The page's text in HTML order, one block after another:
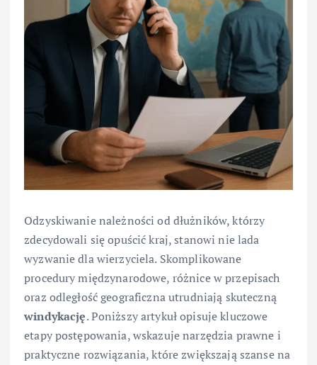
Odzyskiwanie należności od dłużników, którzy
zdecydowali się opuścić kraj, stanowi nie lada
wyzwanie dla wierzyciela. Skomplikowane
procedury międzynarodowe, różnice w przepisach
oraz odległość geograficzna utrudniają skuteczną
windykację. Poniższy artykuł opisuje kluczowe
etapy postępowania, wskazuje narzędzia prawne i
praktyczne rozwiązania, które zwiększają szanse na